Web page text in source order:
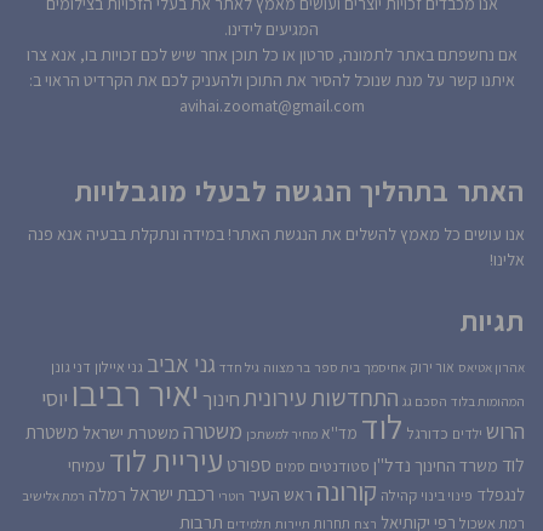
המגיעים לידינו.
אם נחשפתם באתר לתמונה, סרטון או כל תוכן אחר שיש לכם זכויות בו, אנא צרו
איתנו קשר על מנת שנוכל להסיר את התוכן ולהעניק לכם את הקרדיט הראוי ב:
avihai.zoomat@gmail.com
האתר בתהליך הנגשה לבעלי מוגבלויות
אנו עושים כל מאמץ להשלים את הנגשת האתר! במידה ונתקלת בבעיה אנא פנה
אלינו!
תגיות
אהרון אטיאס אור ירוק אחיסמך בית ספר בר מצווה גיל חדד גני אביב גני איילון דני גונן
המהומות בלוד הסכם גג התחדשות עירוניתחינוך יאיר רביבו יוסי
הרוש ילדים כדורגל לוד מד''א מחיר למשתכן משטרה משטרת ישראל משטרת
לוד משרד החינוך נדל''ן סטודנטים סמים ספורט עיריית לוד עמיחי
לנגפלד פינוי בינוי קהילה קורונה ראש העיר רוטרי רכבת ישראל רמלה רמת אלישיב
רמת אשכול רפי יקותיאל רצח תחרות תיירות תלמידים תרבות